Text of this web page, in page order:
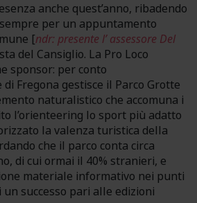
anche quest’anno, ribadendo
per un appuntamento
[ndr: presente l’assessore Del
del Cansiglio. La Pro Loco
sponsor: per conto
Fregona gestisce il Parco Grotte
naturalistico che accomuna i
l’orienteering lo sport più adatto
la valenza turistica della
che il parco conta circa
di cui ormai il 40% stranieri, e
materiale informativo nei punti
un successo pari alle edizioni